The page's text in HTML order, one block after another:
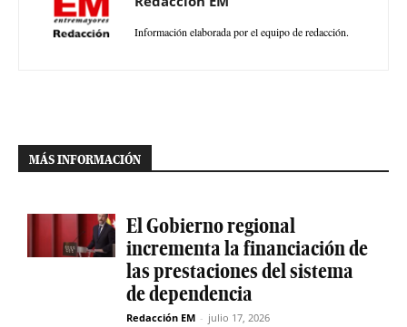
Información elaborada por el equipo de redacción.
MÁS INFORMACIÓN
El Gobierno regional
incrementa la financiación de
las prestaciones del sistema
de dependencia
Redacción EM - julio 17, 2026